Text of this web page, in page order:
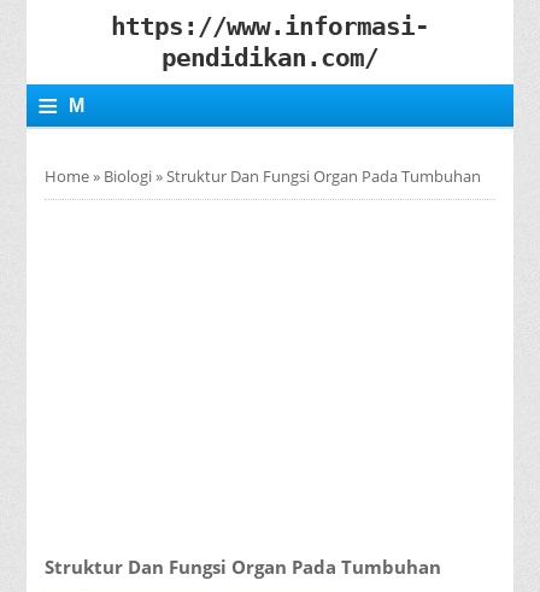
https://www.informasi-
pendidikan.com/
≡ M
Home» Biologi»Struktur Dan Fungsi Organ Pada Tumbuhan
Struktur Dan Fungsi Organ Pada Tumbuhan